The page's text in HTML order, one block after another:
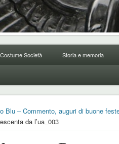
Società Storia e memoria
Blu – Commento, auguri di buone
da l’ua_003